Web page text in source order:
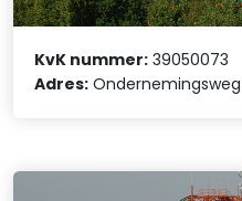
KvK nummer: 39050073
Adres: